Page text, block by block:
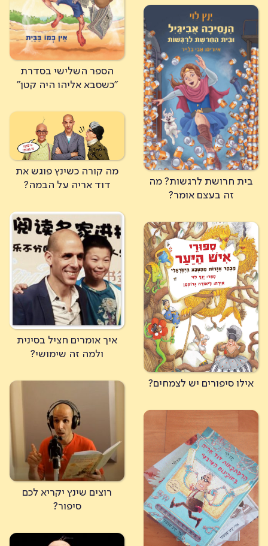
הספר השלישי בסדרת
"כשסבא אליהו היה קטן"
בית חרושת לרגשות? מה
זה בעצם אומר?
מה קורה כשינץ פוגש את
דוד אריה על הבמה?
איך אומרים חציל בסינית
ולמה זה שימושי?
אילו סיפורים יש לצמחים?
רוצים שינץ יקריא לכם
סיפור?